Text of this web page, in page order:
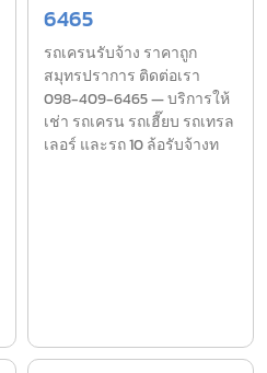
6465
รถเครนรับจ้าง ราคาถูก
สมุทรปราการ ติดต่อเรา
098-409-6465 — บริการให้
เช่า รถเครน รถเฮี๊ยบ รถเทรล
เลอร์ และรถ 10 ล้อรับจ้างท